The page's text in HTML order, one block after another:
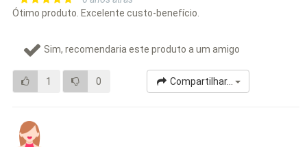
Ótimo produto. Excelente custo-benefício.
Sim, recomendaria este produto a um amigo
1 0 Compartilhar...